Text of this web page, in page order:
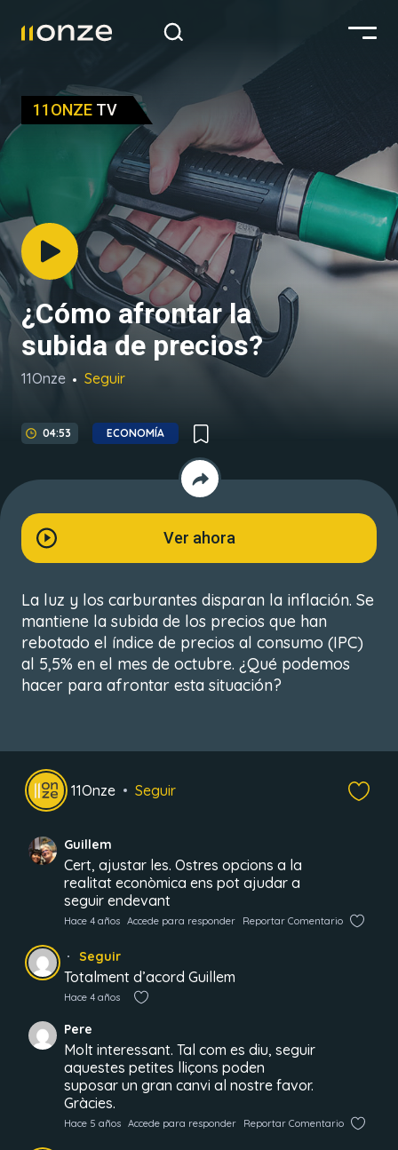
11ONZE TV
¿Cómo afrontar la
subida de precios?
11Onze Seguir
04:53 ECONOMÍA
Ver ahora
La luz y los carburantes disparan la inflación. Se
mantiene la subida de los precios que han
rebotado el índice de precios al consumo (IPC)
al 5,5% en el mes de octubre. ¿Qué podemos
hacer para afrontar esta situación?
11Onze Seguir
Guillem
Cert, ajustar les. Ostres opcions a la
realitat econòmica ens pot ajudar a
seguir endevant
Hace 4 años Accede para responder Reportar Comentario
Seguir
Totalment d’acord Guillem
Hace 4 años
Pere
Molt interessant. Tal com es diu, seguir
aquestes petites lliçons poden
suposar un gran canvi al nostre favor.
Gràcies.
Hace 5 años Accede para responder Reportar Comentario